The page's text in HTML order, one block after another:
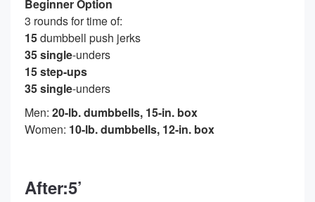
Beginner Option
3 rounds for time of:
15dumbbell push jerks
35 single-unders
15 step-ups
35 single-unders
Men: 20-lb. dumbbells, 15-in. box
Women: 10-lb. dumbbells, 12-in. box
After:5’